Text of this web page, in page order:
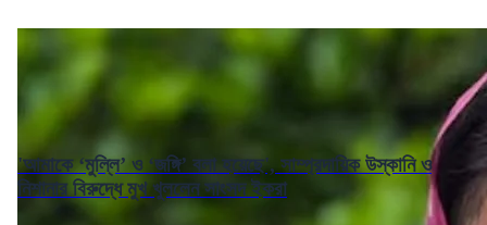
'আমাকে ‘মুল্লি’ ও ‘জঙ্গি’ বলা হয়েছে', সাম্প্রদায়িক উস্কানি ও
নিশানার বিরুদ্ধে মুখ খুললেন সাংসদ ইকরা